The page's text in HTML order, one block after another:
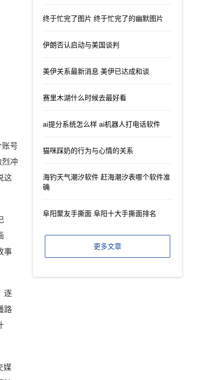
号
冲
这
事
逐
路
媒
终于忙完了图片 终于忙完了的幽默图片
伊朗否认启动与美国谈判
美伊关系最新消息 美伊已达成和谈
赛里木湖什么时候去最好看
ai提分系统怎么样 ai机器人打电话软件
猫咪踩奶的行为与心情的关系
海钓天气潮汐软件 赶海潮汐表哪个软件准
确
阜阳聚友手撕面 阜阳十大手撕面排名
更多文章